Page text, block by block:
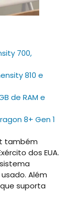
700,
810 e
de RAM e
8+ Gen 1
também
dos EUA.
Além
suporta